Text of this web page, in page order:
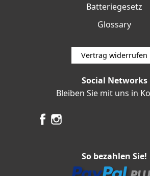
Batteriegesetz
Glossary
Vertrag widerrufen
Social Networks
Bleiben Sie mit uns in
So bezahlen Sie!